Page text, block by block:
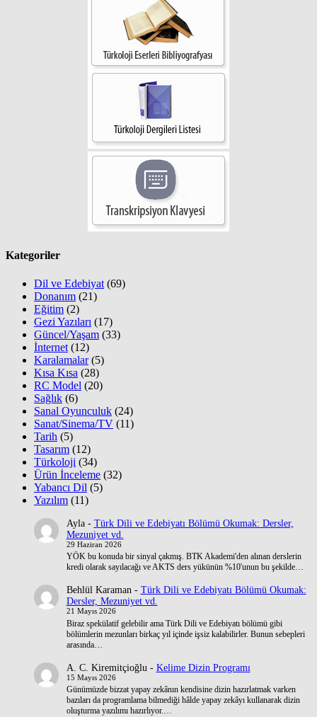
Kategoriler
Dil ve Edebiyat (69)
Donanım (21)
Eğitim (2)
Gezi Yazıları (17)
Güncel/Yaşam (33)
İnternet (12)
Karalamalar(5)
Kısa Kısa (28)
RC Model (20)
Sağlık (6)
Sanal Oyunculuk (24)
Sanat/Sinema/TV (11)
Tarih (5)
Tasarım (12)
Türkoloji (34)
Ürün İnceleme (32)
Yabancı Dil (5)
Yazılım (11)
Ayla- Türk Dili ve Edebiyatı Bölümü Okumak: Dersler,
Mezuniyet vd.
29 Haziran 2026
YÖK bu konuda bir sinyal çakmış. BTK Akademi'den alınan derslerin
kredi olarak sayılacağı ve AKTS ders yükünün %10'unun bu şekilde…
Behlül Karaman- Türk Dili ve Edebiyatı Bölümü Okumak:
Dersler, Mezuniyet vd.
21 Mayıs 2026
Biraz spekülatif gelebilir ama Türk Dili ve Edebiyatı bölümü gibi
bölümlerin mezunları birkaç yıl içinde işsiz kalabilirler. Bunun sebepleri
arasında…
A. C. Kiremitçioğlu - Kelime Dizin Programı
15 Mayıs 2026
Günümüzde bizzat yapay zekânın kendisine dizin hazırlatmak varken
bazıları da programlama bilmediği hâlde yapay zekâyı kullanarak dizin
oluşturma yazılımı hazırlıyor.…